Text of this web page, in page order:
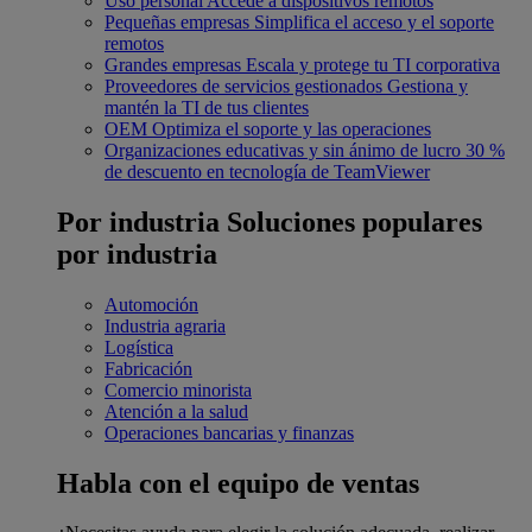
Pequeñas empresas Simplifica el acceso y el soporte
remotos
Grandes empresas Escala y protege tu TI corporativa
Proveedores de servicios gestionados Gestiona y
mantén la TI de tus clientes
OEM Optimiza el soporte y las operaciones
Organizaciones educativas y sin ánimo de lucro 30 %
de descuento en tecnología de TeamViewer
Por industria Soluciones populares
por industria
Automoción
Industria agraria
Logística
Fabricación
Comercio minorista
Atención a la salud
Operaciones bancarias y finanzas
Habla con el equipo de ventas